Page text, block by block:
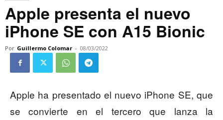
Apple presenta el nuevo
iPhone SE con A15 Bionic
Por Guillermo Colomar - 08/03/2022
Apple ha presentado el nuevo iPhone SE, que
se convierte en el tercero que lanza la